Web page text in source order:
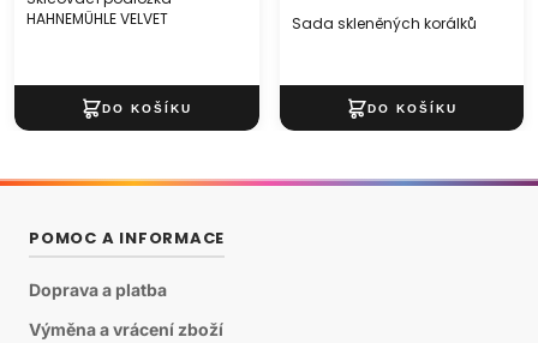
HAHNEMÜHLE VELVET
Sada skleněných korálků
POMOC A INFORMACE
Doprava a platba
Výměna a vrácení zboží